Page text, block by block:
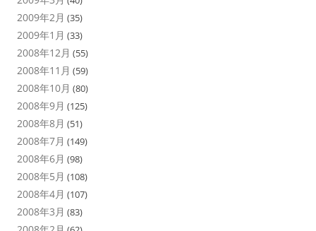
2009年2月 (35)
2009年1月 (33)
2008年12月 (55)
2008年11月 (59)
2008年10月 (80)
2008年9月 (125)
2008年8月 (51)
2008年7月 (149)
2008年6月 (98)
2008年5月 (108)
2008年4月 (107)
2008年3月 (83)